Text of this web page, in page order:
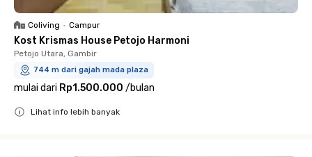
Coliving • Campur
Kost Krismas House Petojo Harmoni
Petojo Utara, Gambir
744 m dari gajah mada plaza
mulai dari Rp1.500.000 /bulan
Lihat info lebih banyak